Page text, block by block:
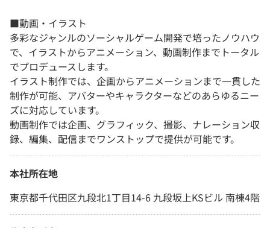
■動画・イラスト
多彩なジャンルのソーシャルゲーム開発で培ったノウハウ
で、イラストからアニメーション、動画制作までトータル
でプロデュースします。
イラスト制作では、企画からアニメーションまで一貫した
制作が可能、アバターやキャラクターなどのあらゆるニー
ズに対応しています。
動画制作では企画、グラフィック、撮影、ナレーション収
録、編集、配信までワンストップで提供が可能です。
本社所在地
東京都千代田区九段北1丁目14-6 九段坂上KSビル 南棟4階